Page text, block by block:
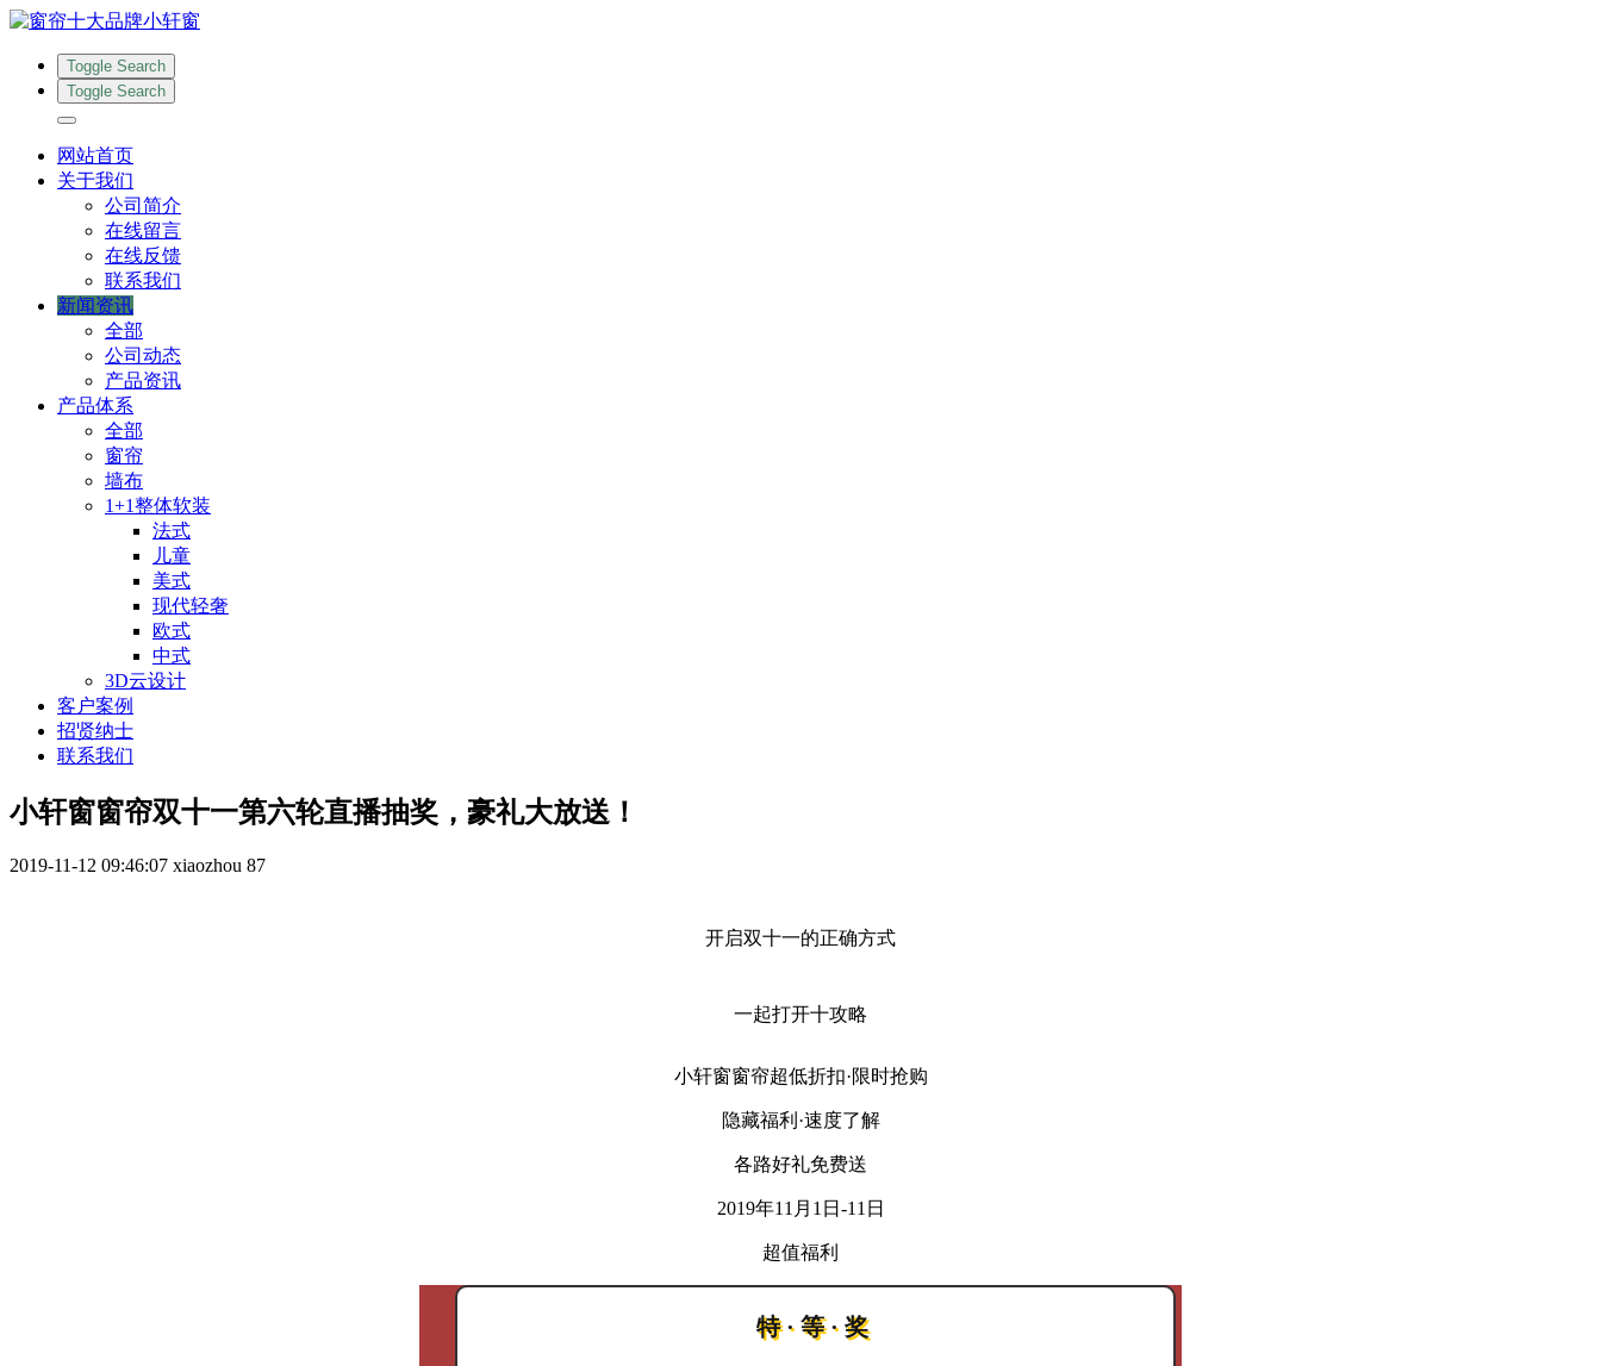
Toggle Search
Toggle Search
网站首页
关于我们
公司简介
在线留言
在线反馈
联系我们
新闻资讯
全部
公司动态
产品资讯
产品体系
全部
窗帘
墙布
1+1整体软装
法式
儿童
美式
现代轻奢
欧式
中式
3D云设计
客户案例
招贤纳士
联系我们
小轩窗窗帘双十一第六轮直播抽奖，豪礼大放送！
2019-11-12 09:46:07 xiaozhou 87
开启双十一的正确方式
一起打开十攻略
小轩窗窗帘超低折扣·限时抢购
隐藏福利·速度了解
各路好礼免费送
2019年11月1日-11日
超值福利
特·等·奖